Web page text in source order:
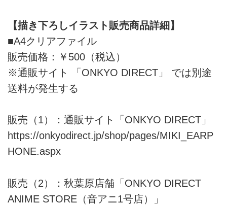
【描き下ろしイラスト販売商品詳細】
■A4クリアファイル
販売価格：￥500（税込）
※通販サイト 「ONKYO DIRECT」 では別途
送料が発生する
販売（1）：通販サイト「ONKYO DIRECT」
https://onkyodirect.jp/shop/pages/MIKI_EARP
HONE.aspx
販売（2）：秋葉原店舗「ONKYO DIRECT
ANIME STORE（音アニ1号店）」